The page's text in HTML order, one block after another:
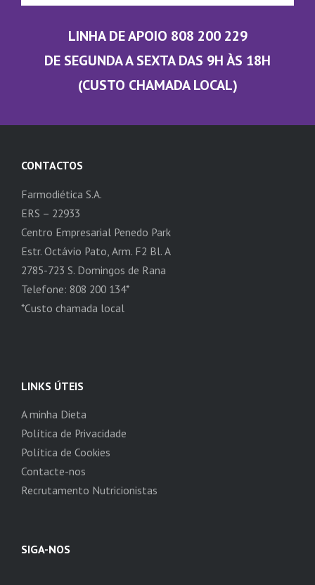
LINHA DE APOIO 808 200 229
DE SEGUNDA A SEXTA DAS 9H ÀS 18H
(CUSTO CHAMADA LOCAL)
CONTACTOS
Farmodiética S.A.
ERS – 22933
Centro Empresarial Penedo Park
Estr. Octávio Pato, Arm. F2 Bl. A
2785-723 S. Domingos de Rana
Telefone: 808 200 134*
*Custo chamada local
LINKS ÚTEIS
A minha Dieta
Política de Privacidade
Política de Cookies
Contacte-nos
Recrutamento Nutricionistas
SIGA-NOS